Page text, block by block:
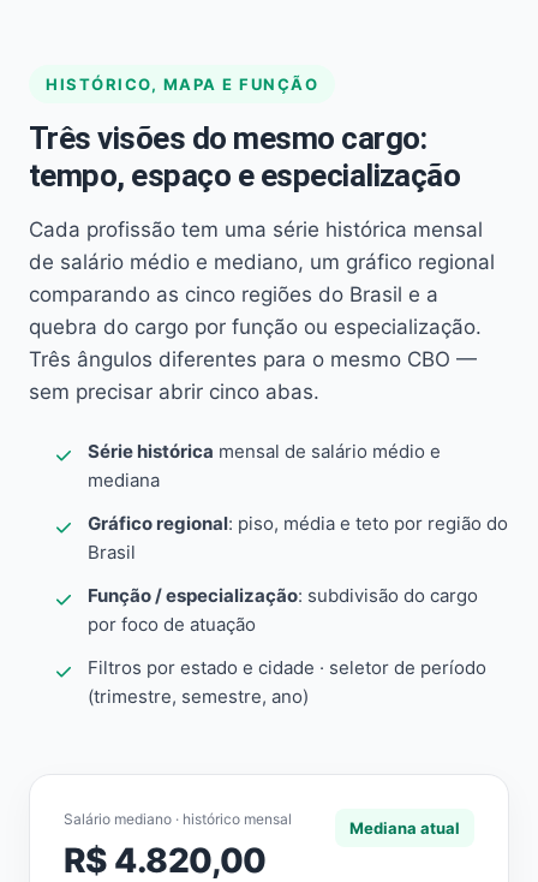
HISTÓRICO, MAPA E FUNÇÃO
Três visões do mesmo cargo:
tempo, espaço e especialização
Cada profissão tem uma série histórica mensal
de salário médio e mediano, um gráfico regional
comparando as cinco regiões do Brasil e a
quebra do cargo por função ou especialização.
Três ângulos diferentes para o mesmo CBO —
sem precisar abrir cinco abas.
Série histórica mensal de salário médio e
mediana
Gráfico regional: piso, média e teto por região do
Brasil
Função / especialização: subdivisão do cargo
por foco de atuação
Filtros por estado e cidade · seletor de período
(trimestre, semestre, ano)
Salário mediano · histórico mensal
R$ 4.820,00
Mediana atual